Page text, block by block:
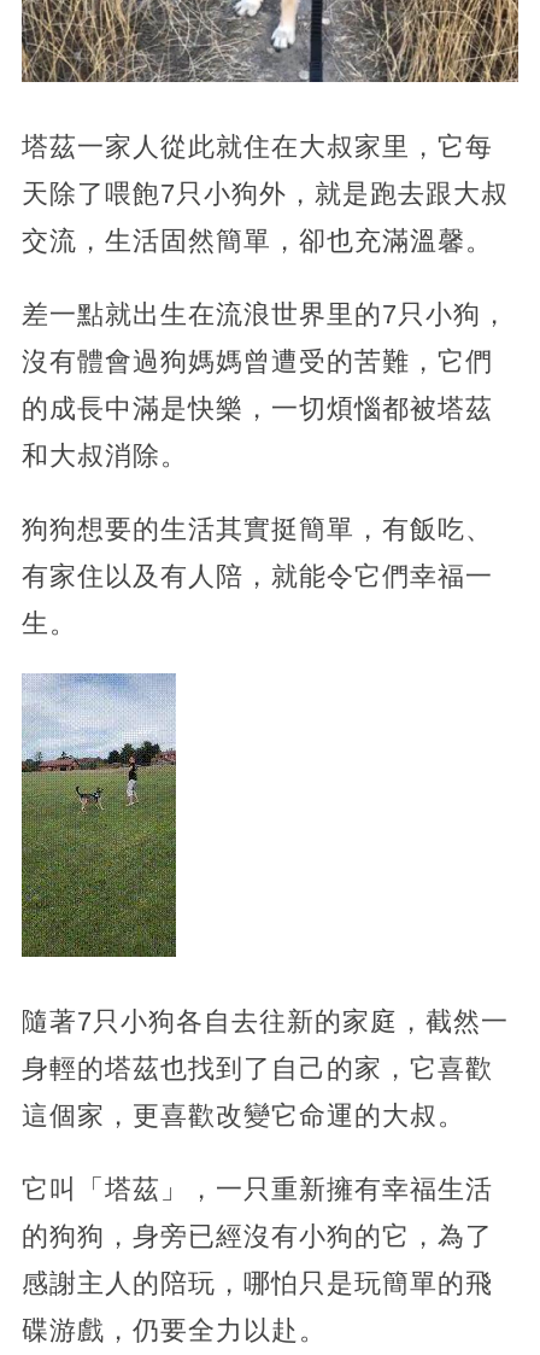
塔茲一家人從此就住在大叔家里，它每
天除了喂飽7只小狗外，就是跑去跟大叔
交流，生活固然簡單，卻也充滿溫馨。
差一點就出生在流浪世界里的7只小狗，
沒有體會過狗媽媽曾遭受的苦難，它們
的成長中滿是快樂，一切煩惱都被塔茲
和大叔消除。
狗狗想要的生活其實挺簡單，有飯吃、
有家住以及有人陪，就能令它們幸福一
生。
隨著7只小狗各自去往新的家庭，截然一
身輕的塔茲也找到了自己的家，它喜歡
這個家，更喜歡改變它命運的大叔。
它叫「塔茲」，一只重新擁有幸福生活
的狗狗，身旁已經沒有小狗的它，為了
感謝主人的陪玩，哪怕只是玩簡單的飛
碟游戲，仍要全力以赴。